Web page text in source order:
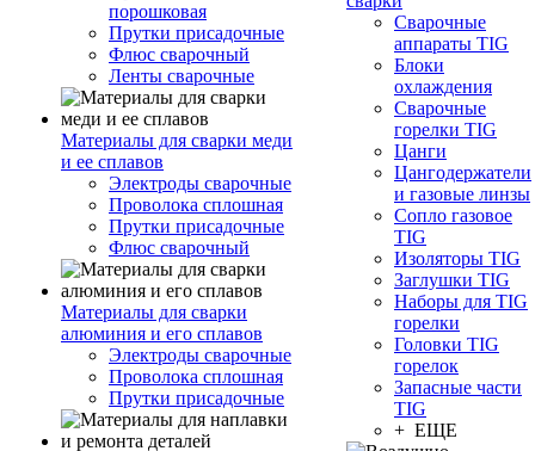
порошковая
Прутки присадочные
Флюс сварочный
Ленты сварочные
Материалы для сварки меди
и ее сплавов
Электроды сварочные
Проволока сплошная
Прутки присадочные
Флюс сварочный
Материалы для сварки
алюминия и его сплавов
Электроды сварочные
Проволока сплошная
Прутки присадочные
Сварочные
аппараты TIG
Блоки
охлаждения
Сварочные
горелки TIG
Цанги
Цангодержатели
и газовые линзы
Сопло газовое
TIG
Изоляторы TIG
Заглушки TIG
Наборы для TIG
горелки
Головки TIG
горелок
Запасные части
TIG
+ ЕЩЕ